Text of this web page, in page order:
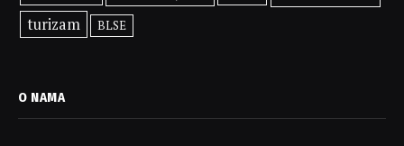
turizam BLSE
O NAMA